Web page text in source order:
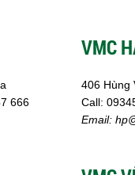
666
VMC
406 Hùng
Call: 0
Email: